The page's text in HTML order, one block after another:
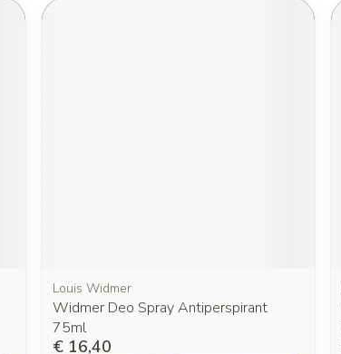
Louis Widmer
Widmer Deo Spray Antiperspirant
75ml
€ 16,40